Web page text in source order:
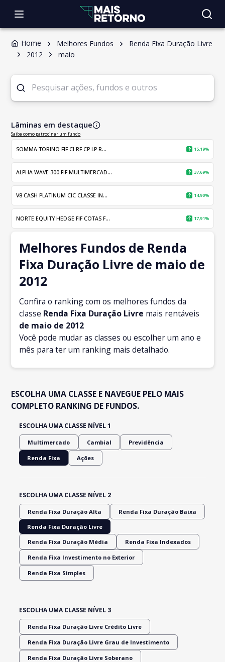
Home Melhores Fundos
Renda Fixa Duração Livre
2012
maio
Lâminas em destaque
Saiba como patrocinar um fundo
SOMMA TORINO FIF CI RF CP LP R... 15,19%
ALPHA WAVE 300 FIF MULTIMERCAD... 37,69%
V8 CASH PLATINUM CIC CLASSE IN... 14,90%
NORTE EQUITY HEDGE FIF COTAS F... 17,91%
Melhores Fundos de Renda
Fixa Duração Livre de maio de
2012
Confira o ranking com os melhores fundos da
classe Renda Fixa Duração Livre mais rentáveis
de maio de 2012
Você pode mudar as classes ou escolher um ano e
mês para ter um ranking mais detalhado.
ESCOLHA UMA CLASSE E NAVEGUE PELO MAIS
COMPLETO RANKING DE FUNDOS.
ESCOLHA UMA CLASSE NÍVEL 1
Multimercado Cambial Previdência
Renda Fixa Ações
ESCOLHA UMA CLASSE NÍVEL 2
Renda Fixa Duração Alta
Renda Fixa Duração Baixa
Renda Fixa Duração Livre
Renda Fixa Duração Média
Renda Fixa Indexados
Renda Fixa Investimento no Exterior
Renda Fixa Simples
ESCOLHA UMA CLASSE NÍVEL 3
Renda Fixa Duração Livre Crédito Livre
Renda Fixa Duração Livre Grau de Investimento
Renda Fixa Duração Livre Soberano